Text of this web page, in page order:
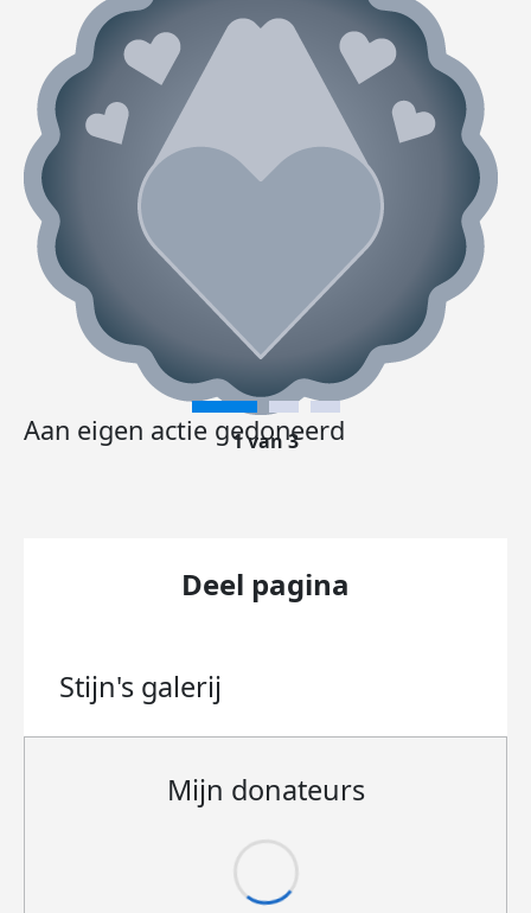
Aan eigen actie gedoneerd
1 van 3
Deel pagina
Stijn's galerij
Mijn donateurs